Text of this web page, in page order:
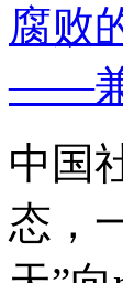
腐败
——兼
中国
态，